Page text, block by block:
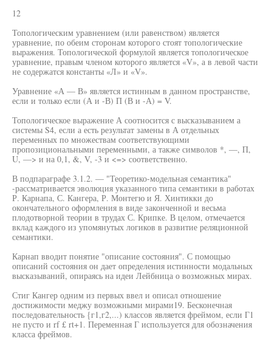
12
Топологическим уравнением (или равенством) является
уравнение, по обеим сторонам которого стоят топологические
выражения. Топологической формулой является топологическое
уравнение, правым членом которого является «V», а в левой части
не содержатся константы «Л» и «V».
Уравнение «А — В» является истинным в данном пространстве,
если и только если (А и -В) П (В и -А) = V.
Топологическое выражение А соотносится с высказыванием а
системы S4, если а есть результат замены в А отдельных
переменных по множествам соответствующими
пропозициональными переменными, а также символов *, —, П,
U, —> и на 0,1, &, V, -3 и <=> соответственно.
В подпараграфе 3.1.2. — "Теоретико-модельная семантика"
-рассматривается эволюция указанного типа семантики в работах
Р. Карнапа, С. Кангера, Р. Монтегю и Я. Хинтикки до
окончательного оформления в виде законченной и весьма
плодотворной теории в трудах С. Крипке. В целом, отмечается
вклад каждого из упомянутых логиков в развитие реляционной
семантики.
Карнап вводит понятие "описание состояния". С помощью
описаний состояния он дает определения истинности модальных
высказываний, опираясь на идеи Лейбница о возможных мирах.
Стиг Кангер одним из первых ввел и описал отношение
достижимости меджу возможными мирами19. Бесконечная
последовательность {г1,г2,...) классов является фреймом, если Г1
не пусто и rf £ rt+1. Переменная Г используется для обозначения
класса фреймов.